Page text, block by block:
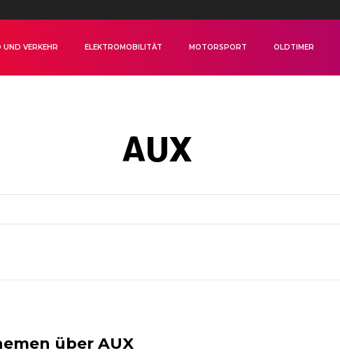
UND VERKEHR ELEKTROMOBILITÄT MOTORSPORT OLDTIMER
AUX
über AUX